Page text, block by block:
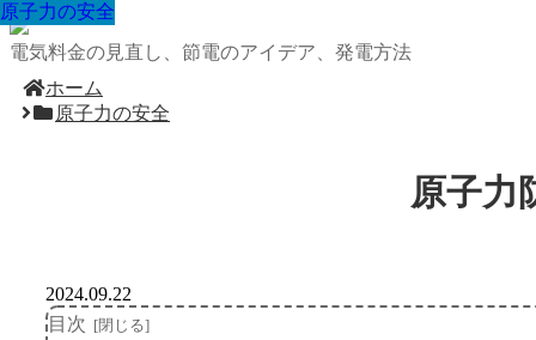
電気料金の見直し、節電のアイデア、発電方法
ホーム
原子力の安全
原子力
原子力の安全
2024.09.22
目次
原子力の安全
原子力の安全
原子力の安全
原子力の安全
原子力の安全
原子力の安全
原子力の安全
原子力の安全